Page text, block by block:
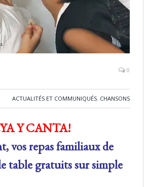
0
ACTUALITÉS ET COMMUNIQUÉS, CHANSONS
Y CANTA!
vos repas familiaux de
table gratuits sur simple